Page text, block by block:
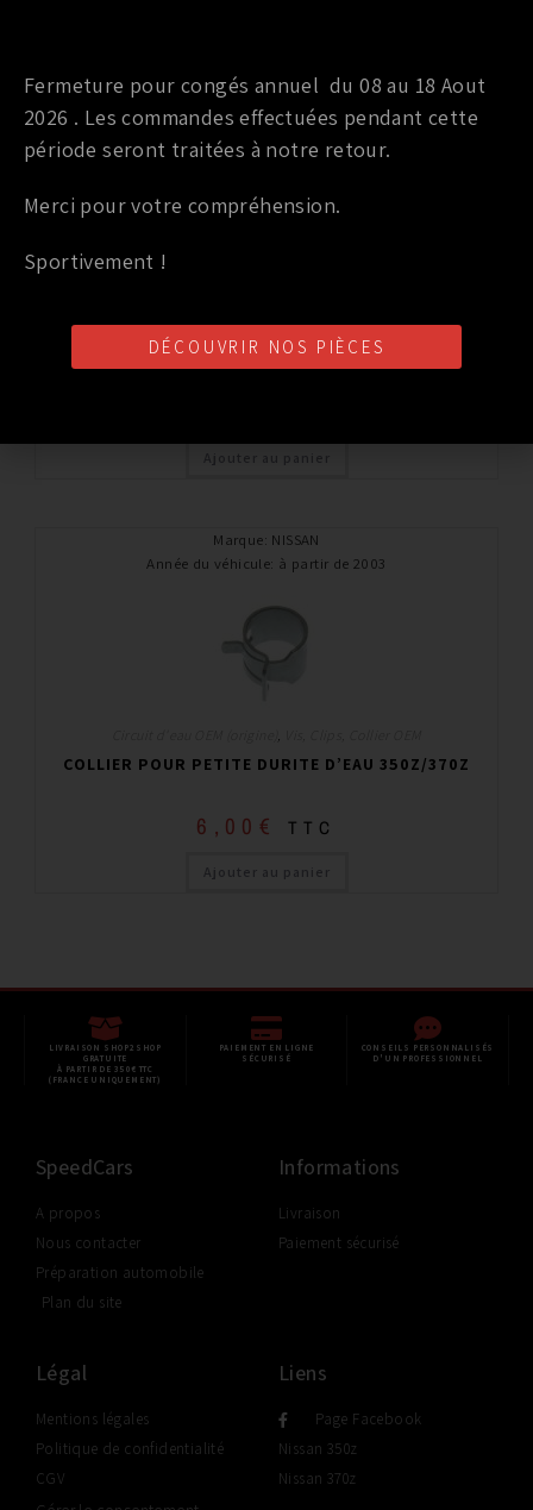
Marque
Année du véhicule:à partir de 2003
COLLIER POUR (MOYENNE) DURITE D’EAU
350Z/370Z/GTR
Ajouter au panier
Marque: NISSAN
Année du véhicule: à partir de 2003
,
COLLIER POUR PETITE DURITE D’EAU 350Z/370Z
6,00 € TTC
Ajouter au panier
LIVRAISON SHOP2SHOP
GRATUITE
À PARTIR DE 350€ TTC
(FRANCE UNIQUEMENT)
PAIEMENT EN LIGNE
SÉCURISÉ
CONSEILS PERSONNALISÉS
D'UN PROFESSIONNEL
SpeedCars
A propos
Nous contacter
Préparation automobile
Plan du site
Informations
Livraison
Paiement sécurisé
Légal
Mentions légales
Politique de confidentialité
CGV
Liens
Page Facebook
Nissan 350z
Nissan 370z
Fermeture pour congés annuel du 08 au 18 Aout
2026 . Les commandes effectuées pendant cette
période seront traitées à notre retour.
Merci pour votre compréhension.
Sportivement !
DÉCOUVRIR NOS PIÈCES